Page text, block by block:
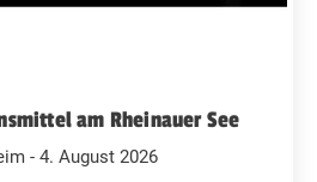
am Rheinauer See
- 4. August 2026